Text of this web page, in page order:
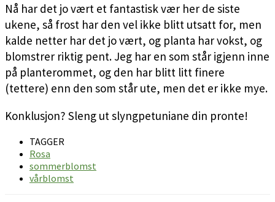
Nå har det jo vært et fantastisk vær her de siste
ukene, så frost har den vel ikke blitt utsatt for, men
kalde netter har det jo vært, og planta har vokst, og
blomstrer riktig pent. Jeg har en som står igjenn inne
på planterommet, og den har blitt litt finere
(tettere) enn den som står ute, men det er ikke mye.
Konklusjon? Sleng ut slyngpetuniane din pronte!
TAGGER
Rosa
sommerblomst
vårblomst